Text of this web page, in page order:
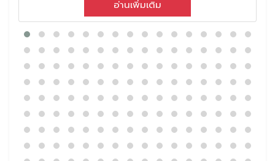
อ่านเพิ่มเติม